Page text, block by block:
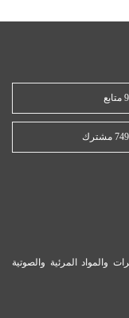
مشترك
والمواد المرئية والصوتية